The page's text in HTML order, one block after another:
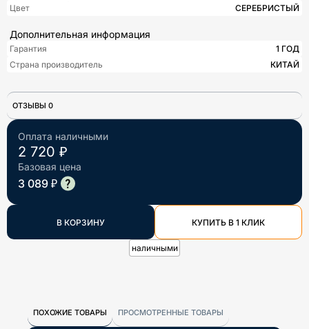
Оплата наличными
2 720 ₽
Базовая цена
3 089 ₽
В КОРЗИНУ КУПИТЬ В 1 КЛИК
наличными
Цвет СЕРЕБРИСТЫЙ
Дополнительная информация
Гарантия
1 ГОД
Страна производитель
КИТАЙ
ОТЗЫВЫ 0
ПОХОЖИЕ ТОВАРЫ ПРОСМОТРЕННЫЕ ТОВАРЫ